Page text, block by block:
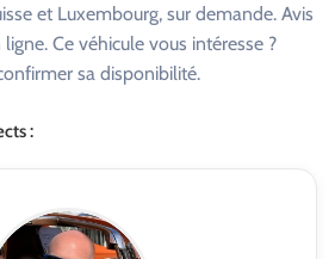
et Luxembourg, sur demande. Avis
Ce véhicule vous intéresse ?
sa disponibilité.
: